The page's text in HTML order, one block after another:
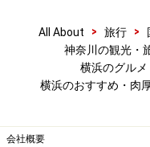
UMAMI BURGER（ウマ
月20日撮影）
看板メニューとなる「
All About > 旅行 >
神奈川の観光・
横浜のグル
横浜のおすすめ・肉
会社概要